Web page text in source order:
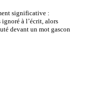
significative :
à l’écrit, alors
devant un mot gascon